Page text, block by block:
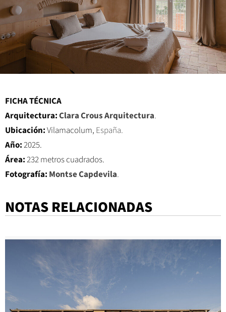
FICHA TÉCNICA
Arquitectura:Clara Crous Arquitectura.
Ubicación:Vilamacolum, España.
Año:2025.
Área:232 metros cuadrados.
Fotografía: Montse Capdevila.
NOTAS RELACIONADAS